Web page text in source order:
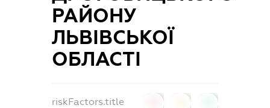
РАЙОНУ
ЛЬВІВСЬКОЇ
ОБЛАСТІ
riskFactors.title